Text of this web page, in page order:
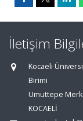
İletişim
Kocaeli
Birimi
Umuttepe
KOCAELİ